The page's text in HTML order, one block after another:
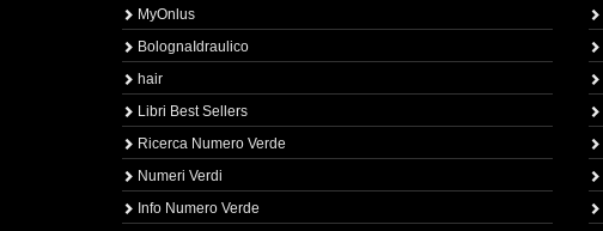
MyOnlus
BolognaIdraulico
hair
Libri Best Sellers
Ricerca Numero Verde
Numeri Verdi
Info Numero Verde